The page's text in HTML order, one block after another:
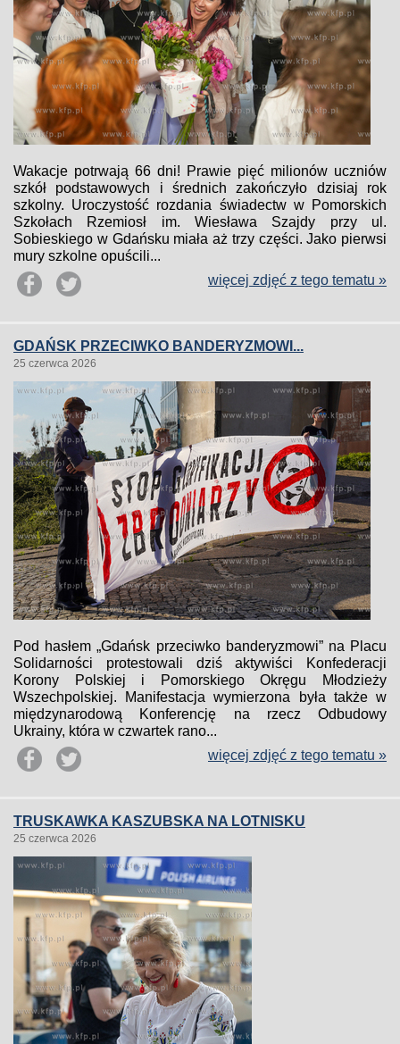
Wakacje potrwają 66 dni! Prawie pięć milionów uczniów
szkół podstawowych i średnich zakończyło dzisiaj rok
szkolny. Uroczystość rozdania świadectw w Pomorskich
Szkołach Rzemiosł im. Wiesława Szajdy przy ul.
Sobieskiego w Gdańsku miała aż trzy części. Jako pierwsi
mury szkolne opuścili...
więcej zdjęć z tego tematu »
GDAŃSK PRZECIWKO BANDERYZMOWI...
25 czerwca 2026
Pod hasłem „Gdańsk przeciwko banderyzmowi” na Placu
Solidarności protestowali dziś aktywiści Konfederacji
Korony Polskiej i Pomorskiego Okręgu Młodzieży
Wszechpolskiej. Manifestacja wymierzona była także w
międzynarodową Konferencję na rzecz Odbudowy
Ukrainy, która w czwartek rano...
więcej zdjęć z tego tematu »
TRUSKAWKA KASZUBSKA NA LOTNISKU
25 czerwca 2026